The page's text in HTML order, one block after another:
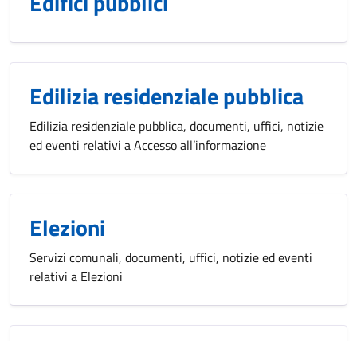
Edilizia residenziale pubblica
Edilizia residenziale pubblica, documenti, uffici, notizie
ed eventi relativi a Accesso all’informazione
Elezioni
Servizi comunali, documenti, uffici, notizie ed eventi
relativi a Elezioni